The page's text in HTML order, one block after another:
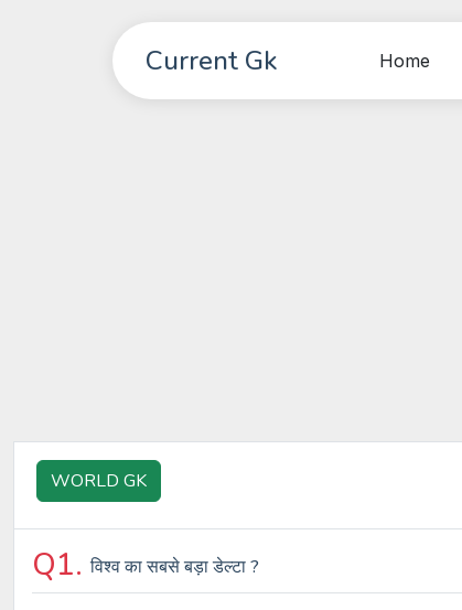
Current Gk Home
WORLD GK
Q1.विश्व का सबसे बड़ा डेल्टा ?